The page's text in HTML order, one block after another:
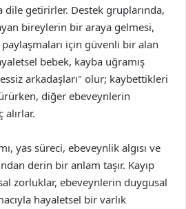
dile getirirler. Destek gruplarında,
bireylerin bir araya gelmesi,
için güvenli bir alan
bebek, kayba uğramış
arkadaşları" olur; kaybettikleri
diğer ebeveynlerin
yas süreci, ebeveynlik algısı ve
derin bir anlam taşır. Kayıp
zorluklar, ebeveynlerin duygusal
hayaletsel bir varlık